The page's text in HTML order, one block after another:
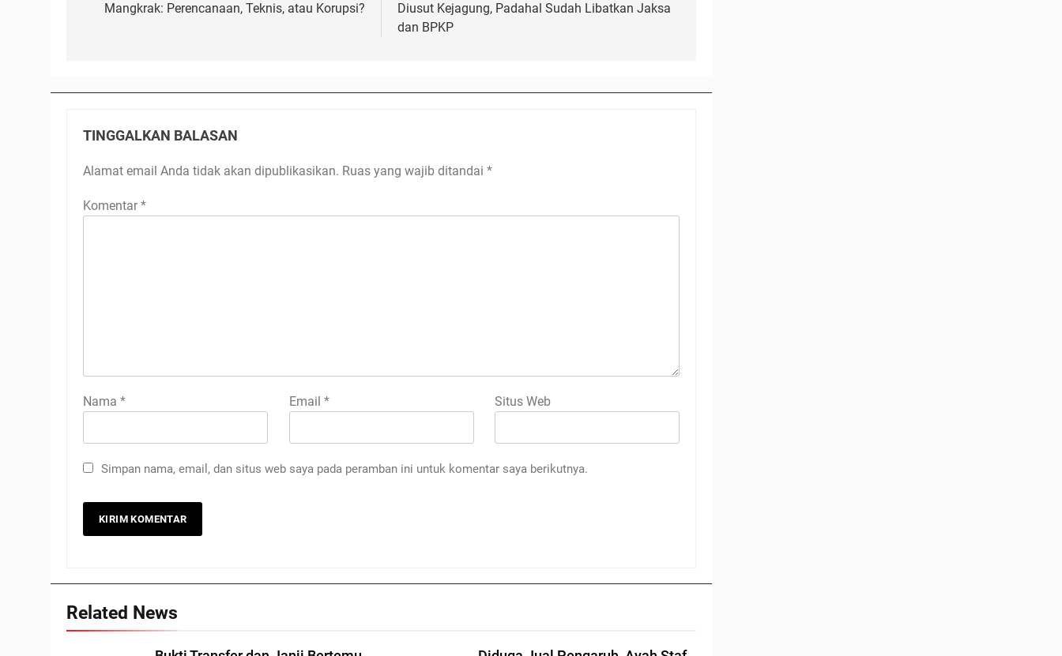
Mangkrak: Perencanaan, Teknis, atau Korupsi?
Diusut Kejagung, Padahal Sudah Libatkan Jaksa
dan BPKP
TINGGALKAN BALASAN
Alamat email Anda tidak akan dipublikasikan. Ruas yang wajib ditandai *
Komentar *
Nama * Email * Situs Web
Simpan nama, email, dan situs web saya pada peramban ini untuk komentar saya berikutnya.
Related News